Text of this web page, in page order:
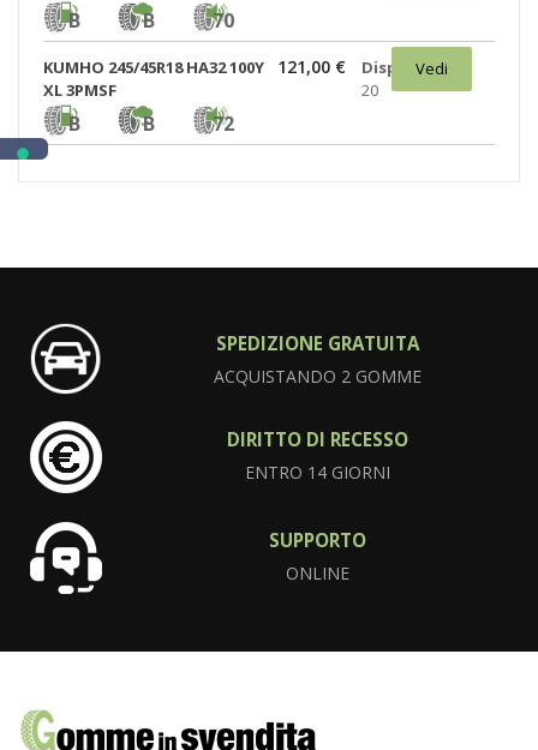
B B 70
KUMHO 245/45R18 HA32 100Y
XL 3PMSF
B B 72
121,00 €
Disponibili:
20
Vedi
SPEDIZIONE GRATUITA
ACQUISTANDO 2 GOMME
DIRITTO DI RECESSO
ENTRO 14 GIORNI
SUPPORTO
ONLINE